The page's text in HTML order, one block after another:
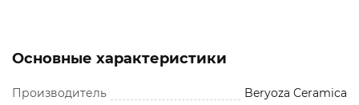
Основные характеристики
Производитель
Beryoza Ceramica